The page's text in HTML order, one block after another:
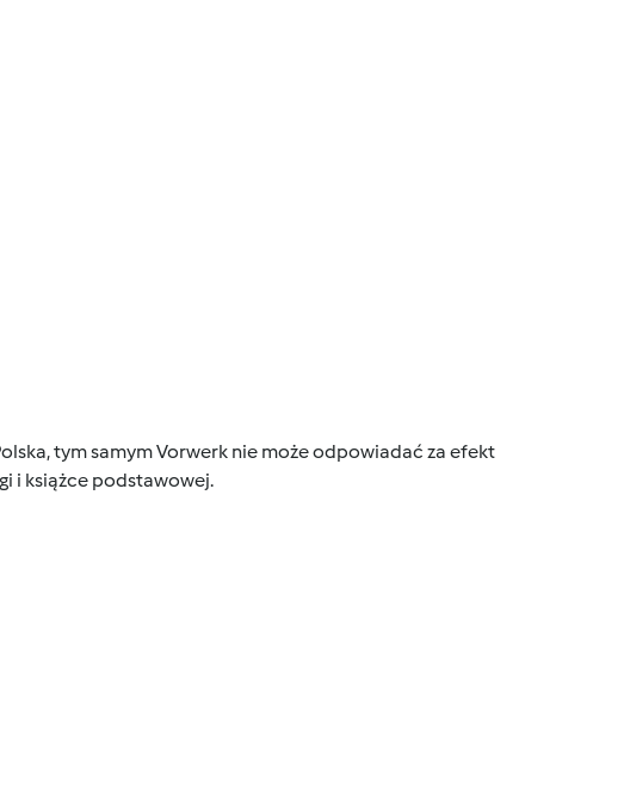
tym samym Vorwerk nie może odpowiadać za efekt
i książce podstawowej.